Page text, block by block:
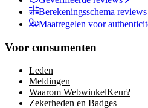
Berekeningsschema reviews
Maatregelen voor
Voor consumenten
Leden
Meldingen
Waarom WebwinkelKeur?
Zekerheden en Badges